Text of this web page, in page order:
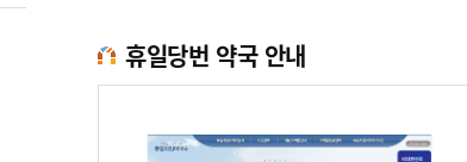
휴일당번 약국 안내